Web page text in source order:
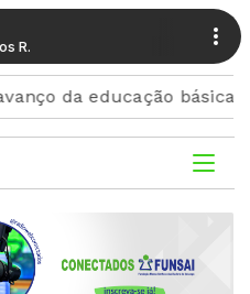
R. Rockpédia
educação básica no país